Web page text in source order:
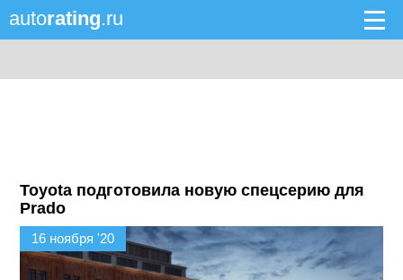
autorating.ru
Toyota подготовила новую спецсерию для
Prado
16 ноября '20